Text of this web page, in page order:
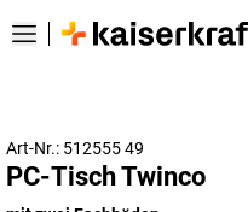
Art-Nr.: 512555 49
PC-Tisch Twinco